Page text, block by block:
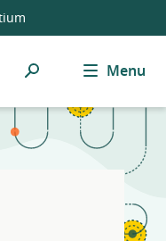
Ricerca Menu